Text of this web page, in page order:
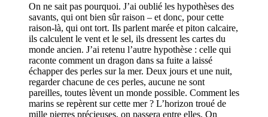
On ne sait pas pourquoi. J’ai oublié les hypothèses des
savants, qui ont bien sûr raison – et donc, pour cette
raison-là, qui ont tort. Ils parlent marée et piton calcaire,
ils calculent le vent et le sel, ils dressent les cartes du
monde ancien. J’ai retenu l’autre hypothèse : celle qui
raconte comment un dragon dans sa fuite a laissé
échapper des perles sur la mer. Deux jours et une nuit,
regarder chacune de ces perles, aucune ne sont
pareilles, toutes lèvent un monde possible. Comment les
marins se repèrent sur cette mer ? L’horizon troué de
mille pierres précieuses, on passera entre elles. On